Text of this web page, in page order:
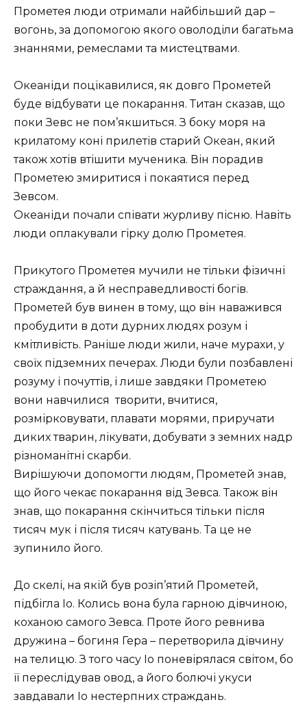
Прометея люди отримали найбільший дар –
вогонь, за допомогою якого оволоділи багатьма
знаннями, ремеслами та мистецтвами.
Океаніди поцікавилися, як довго Прометей
буде відбувати це покарання. Титан сказав, що
поки Зевс не пом’якшиться. З боку моря на
крилатому коні прилетів старий Океан, який
також хотів втішити мученика. Він порадив
Прометею змиритися і покаятися перед
Зевсом.
Океаніди почали співати журливу пісню. Навіть
люди оплакували гірку долю Прометея.
Прикутого Прометея мучили не тільки фізичні
страждання, а й несправедливості богів.
Прометей був винен в тому, що він наважився
пробудити в доти дурних людях розум і
кмітливість. Раніше люди жили, наче мурахи, у
своїх підземних печерах. Люди були позбавлені
розуму і почуттів, і лише завдяки Прометею
вони навчилися творити, вчитися,
розмірковувати, плавати морями, приручати
диких тварин, лікувати, добувати з земних надр
різноманітні скарби.
Вирішуючи допомогти людям, Прометей знав,
що його чекає покарання від Зевса. Також він
знав, що покарання скінчиться тільки після
тисяч мук і після тисяч катувань. Та це не
зупинило його.
До скелі, на якій був розіп’ятий Прометей,
підбігла Іо. Колись вона була гарною дівчиною,
коханою самого Зевса. Проте його ревнива
дружина – богиня Гера – перетворила дівчину
на телицю. З того часу Іо поневірялася світом, бо
її переслідував овод, а його болючі укуси
завдавали Іо нестерпних страждань.